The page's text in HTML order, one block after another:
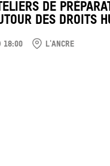
DE
DES DROITS
18:00 L'ANCRE